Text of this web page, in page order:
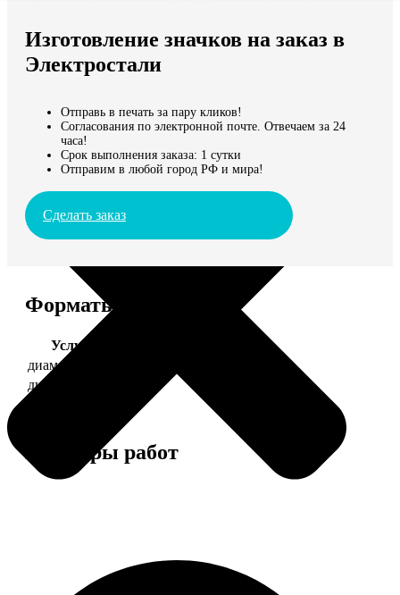
Мы доставляем по всему миру
Продолжить без города
Изготовление значков на заказ в
Электростали
Отправь в печать за пару кликов!
Согласования по электронной почте. Отвечаем за 24
часа!
Срок выполнения заказа: 1 сутки
Отправим в любой город РФ и мира!
Сделать заказ
Форматы и цены
Услуга
диаметр 37 мм
диаметр 56 мм
Примеры работ